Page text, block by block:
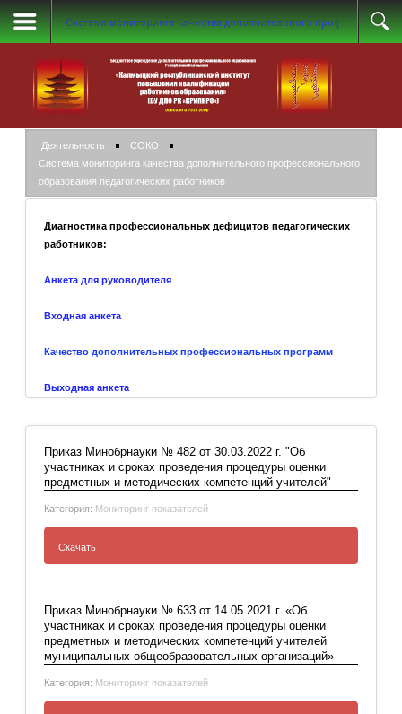
Система мониторинга качества дополнительного
Деятельность
СОКО
Система мониторинга качества дополнительного профессионального
образования педагогических работников
Диагностика профессиональных дефицитов педагогических
работников:
Анкета для руководителя
Входная анкета
Качество дополнительных профессиональных программ
Выходная анкета
Приказ Минобрнауки № 482 от 30.03.2022 г. "Об
участниках и сроках проведения процедуры оценки
предметных и методических компетенций учителей"
Категория: Мониторинг показателей
Скачать
"Об участниках и сроках проведения
процедуры оценки предметных и
методических компетенций учителей"
Приказ Минобрнауки № 633 от 14.05.2021 г. «Об
участниках и сроках проведения процедуры оценки
предметных и методических компетенций учителей
муниципальных общеобразовательных организаций»
Категория: Мониторинг показателей